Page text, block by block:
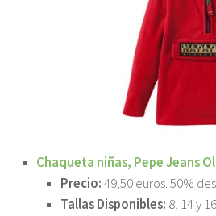
Chaqueta niñas, Pepe Jeans
Precio:49,50 euros. 50%
Tallas Disponibles: 8, 14 y